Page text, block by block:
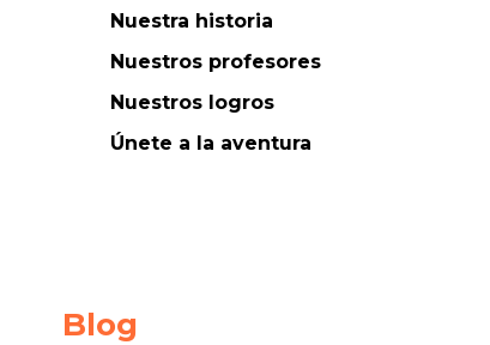
Nuestra historia
Nuestros profesores
Nuestros logros
Únete a la aventura
Blog